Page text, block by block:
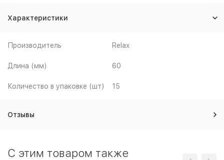
Характеристики
Производитель Relax
Длина (мм) 60
Количество в упаковке (шт) 15
Отзывы
C этим товаром также